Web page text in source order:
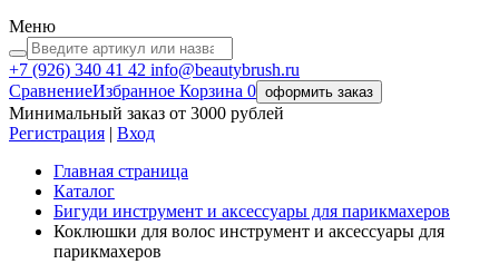
Меню
+7 (926) 340 41 42 info@beautybrush.ru
СравнениеИзбранное Корзина 0 оформить заказ
Минимальный заказ от 3000 рублей
Регистрация | Вход
Главная страница
Каталог
Бигуди инструмент и аксессуары для парикмахеров
Коклюшки для волос инструмент и аксессуары для
парикмахеров